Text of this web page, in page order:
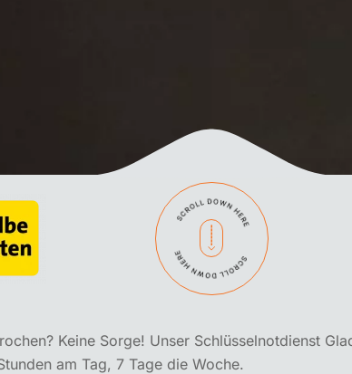
Keine Sorge! Unser Schlüsselnotdienst
am Tag, 7 Tage die Woche.